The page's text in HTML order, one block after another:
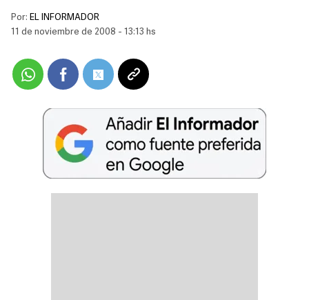
Por: EL INFORMADOR
11 de noviembre de 2008 - 13:13 hs